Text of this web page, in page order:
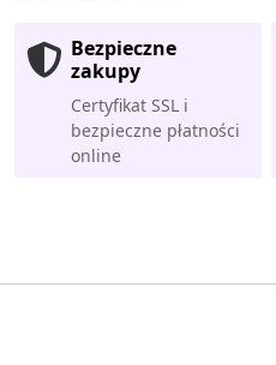
prezentowym
Bezpieczne
zakupy
Certyfikat SSL i
bezpieczne płatności
online